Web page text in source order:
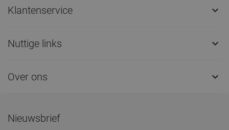
Klantenservice 
Nuttige links 
Over ons 
Nieuwsbrief